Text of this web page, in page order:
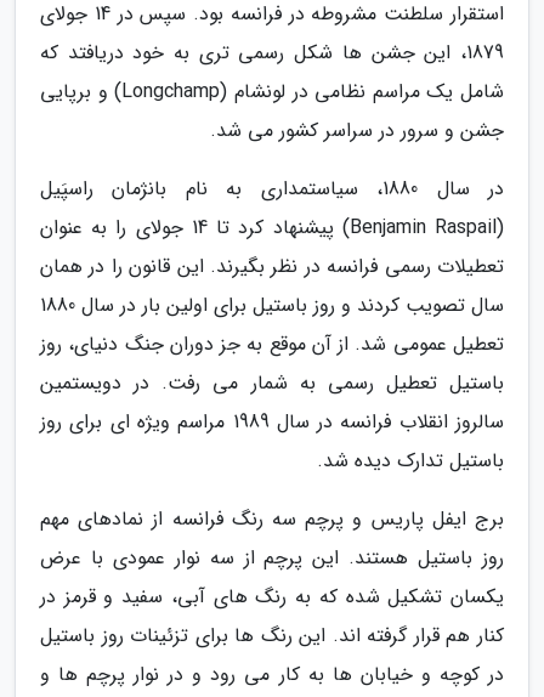
استقرار سلطنت مشروطه در فرانسه بود. سپس در 14 جولای
1879، این جشن ها شکل رسمی تری به خود دریافتد که
شامل یک مراسم نظامی در لونشام (Longchamp) و برپایی
جشن و سرور در سراسر کشور می شد.
در سال 1880، سیاستمداری به نام بانژمان راسپَیل
(Benjamin Raspail) پیشنهاد کرد تا 14 جولای را به عنوان
تعطیلات رسمی فرانسه در نظر بگیرند. این قانون را در همان
سال تصویب کردند و روز باستیل برای اولین بار در سال 1880
تعطیل عمومی شد. از آن موقع به جز دوران جنگ دنیای، روز
باستیل تعطیل رسمی به شمار می رفت. در دویستمین
سالروز انقلاب فرانسه در سال 1989 مراسم ویژه ای برای روز
باستیل تدارک دیده شد.
برج ایفل پاریس و پرچم سه رنگ فرانسه از نمادهای مهم
روز باستیل هستند. این پرچم از سه نوار عمودی با عرض
یکسان تشکیل شده که به رنگ های آبی، سفید و قرمز در
کنار هم قرار گرفته اند. این رنگ ها برای تزئینات روز باستیل
در کوچه و خیابان ها به کار می رود و در نوار پرچم ها و